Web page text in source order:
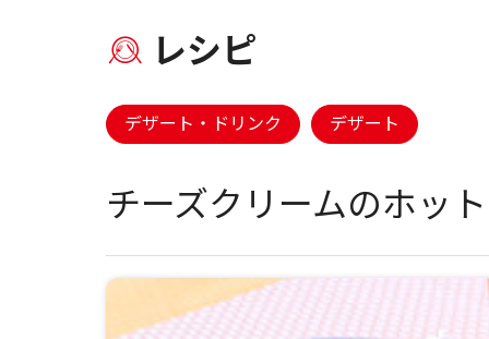
特集ページ
SPECIAL
2026年 春の新商品
会社情報
ユウキ食
レシピ
デザート・ドリンク デザート
チーズクリームのホッ